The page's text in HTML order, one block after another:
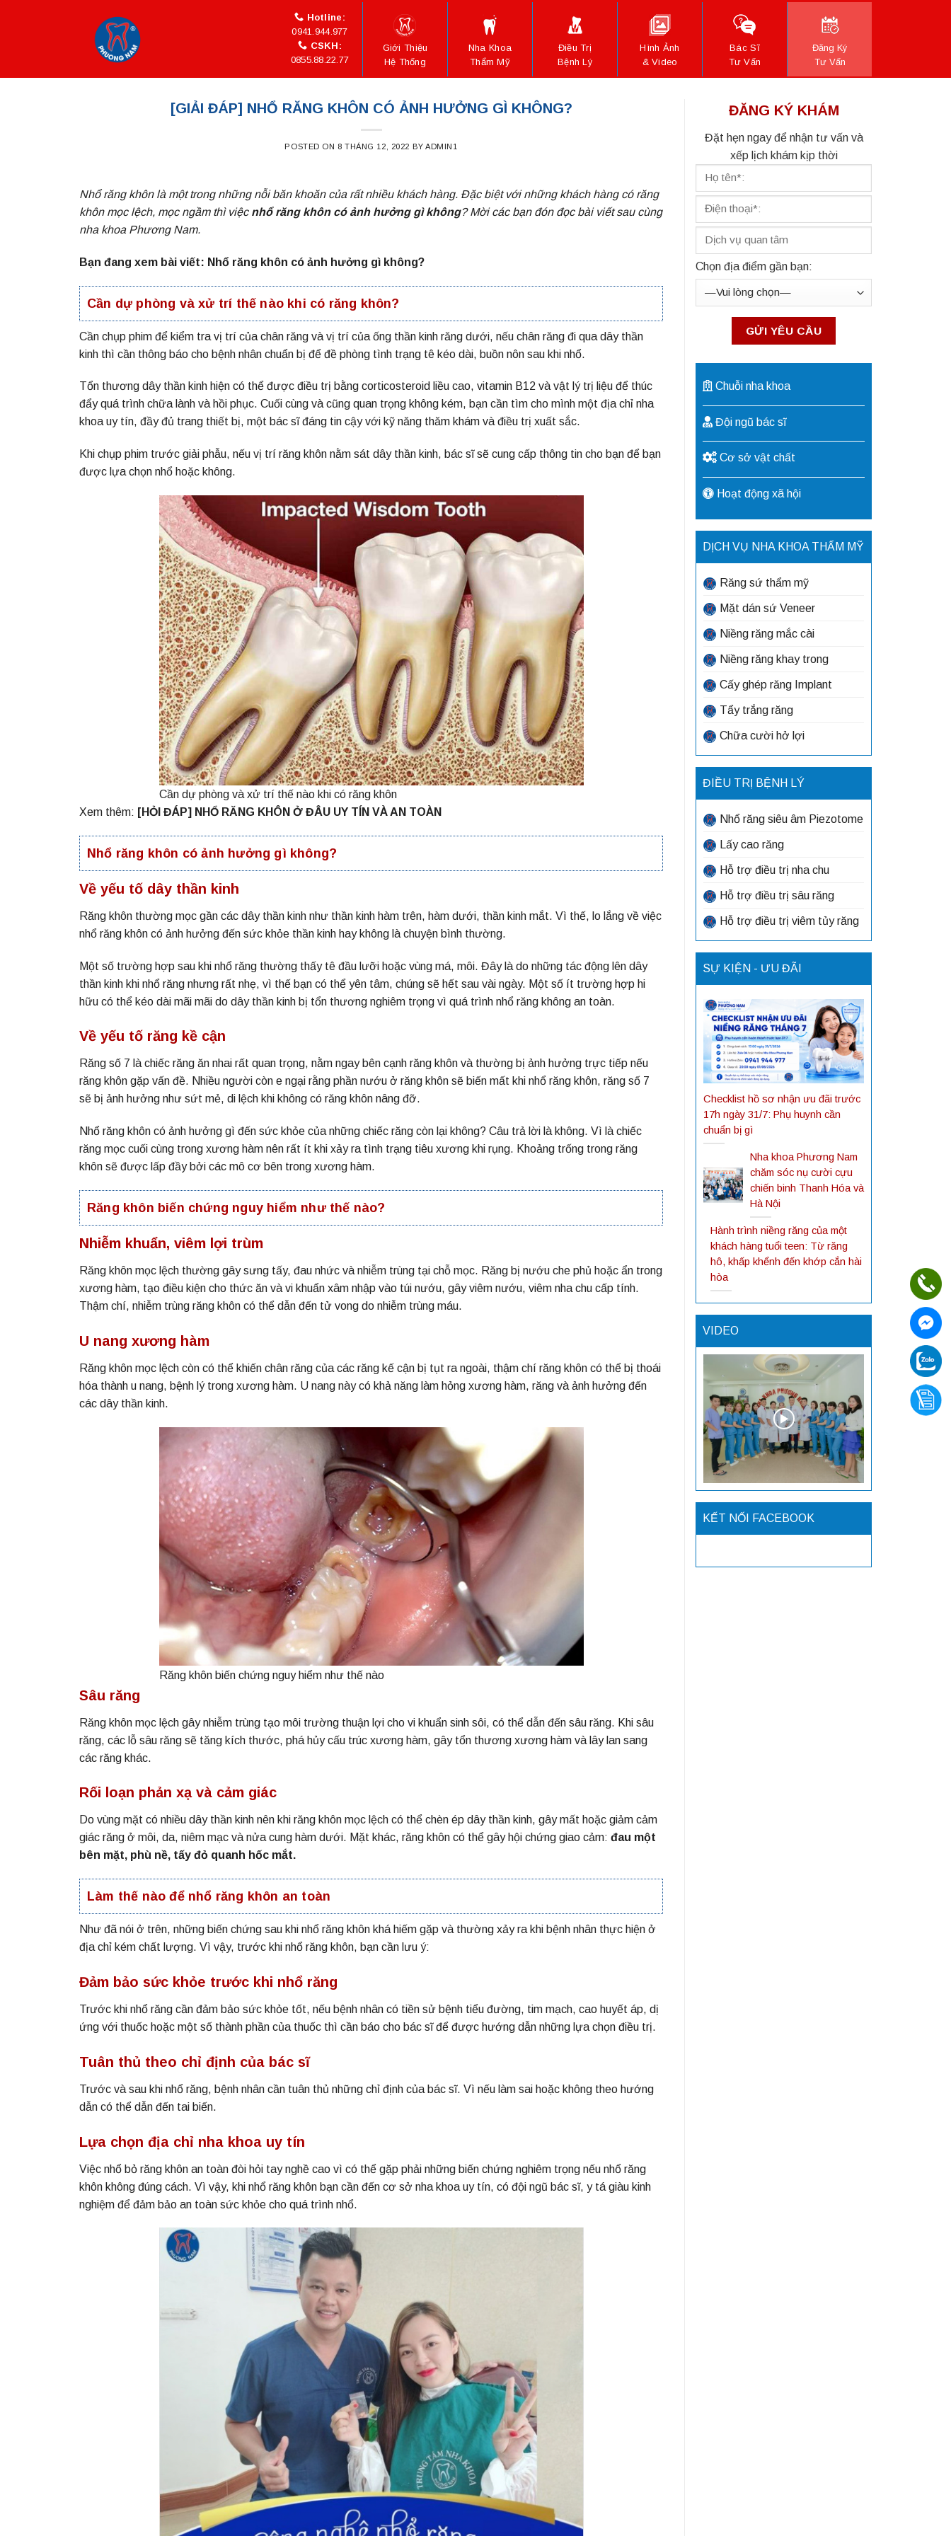
Hotline:
0941.944.977
CSKH:
0855.88.22.77
Giới Thiệu
Hệ Thống
Nha Khoa
Thẩm Mỹ
Điều Trị
Bệnh Lý
Hình Ảnh
& Video
Bác Sĩ
Tư Vấn
Đăng Ký
Tư Vấn
[GIẢI ĐÁP] NHỔ RĂNG KHÔN CÓ ẢNH HƯỞNG GÌ KHÔNG?
POSTED ON 8 THÁNG 12, 2022 BYADMIN1
Nhổ răng khôn là một trong những nỗi băn khoăn của rất nhiều khách hàng. Đặc biệt với những khách hàng có răng
khôn mọc lệch, mọc ngầm thì việc nhổ răng khôn có ảnh hưởng gì không? Mời các bạn đón đọc bài viết sau cùng
nha khoa Phương Nam.
Bạn đang xem bài viết: Nhổ răng khôn có ảnh hưởng gì không?
Cần dự phòng và xử trí thế nào khi có răng khôn?
Cần chụp phim để kiểm tra vị trí của chân răng và vị trí của ống thần kinh răng dưới, nếu chân răng đi qua dây thần
kinh thì cần thông báo cho bệnh nhân chuẩn bị để đề phòng tình trạng tê kéo dài, buồn nôn sau khi nhổ.
Tổn thương dây thần kinh hiện có thể được điều trị bằng corticosteroid liều cao, vitamin B12 và vật lý trị liệu để thúc
đẩy quá trình chữa lành và hồi phục. Cuối cùng và cũng quan trọng không kém, bạn cần tìm cho mình một địa chỉ nha
khoa uy tín, đầy đủ trang thiết bị, một bác sĩ đáng tin cậy với kỹ năng thăm khám và điều trị xuất sắc.
Khi chụp phim trước giải phẫu, nếu vị trí răng khôn nằm sát dây thần kinh, bác sĩ sẽ cung cấp thông tin cho bạn để bạn
được lựa chọn nhổ hoặc không.
Cần dự phòng và xử trí thế nào khi có răng khôn
Xem thêm: [HỎI ĐÁP] NHỔ RĂNG KHÔN Ở ĐÂU UY TÍN VÀ AN TOÀN
Nhổ răng khôn có ảnh hưởng gì không?
Về yếu tố dây thần kinh
Răng khôn thường mọc gần các dây thần kinh như thần kinh hàm trên, hàm dưới, thần kinh mắt. Vì thế, lo lắng về việc
nhổ răng khôn có ảnh hưởng đến sức khỏe thần kinh hay không là chuyện bình thường.
Một số trường hợp sau khi nhổ răng thường thấy tê đầu lưỡi hoặc vùng má, môi. Đây là do những tác động lên dây
thần kinh khi nhổ răng nhưng rất nhẹ, vì thế bạn có thể yên tâm, chúng sẽ hết sau vài ngày. Một số ít trường hợp hi
hữu có thể kéo dài mãi mãi do dây thần kinh bị tổn thương nghiêm trọng vì quá trình nhổ răng không an toàn.
Về yếu tố răng kề cận
Răng số 7 là chiếc răng ăn nhai rất quan trọng, nằm ngay bên cạnh răng khôn và thường bị ảnh hưởng trực tiếp nếu
răng khôn gặp vấn đề. Nhiều người còn e ngại rằng phần nướu ở răng khôn sẽ biến mất khi nhổ răng khôn, răng số 7
sẽ bị ảnh hưởng như sứt mẻ, di lệch khi không có răng khôn nâng đỡ.
Nhổ răng khôn có ảnh hưởng gì đến sức khỏe của những chiếc răng còn lại không? Câu trả lời là không. Vì là chiếc
răng mọc cuối cùng trong xương hàm nên rất ít khi xảy ra tình trạng tiêu xương khi rụng. Khoảng trống trong răng
khôn sẽ được lấp đầy bởi các mô cơ bên trong xương hàm.
Răng khôn biến chứng nguy hiểm như thế nào?
Nhiễm khuẩn, viêm lợi trùm
Răng khôn mọc lệch thường gây sưng tấy, đau nhức và nhiễm trùng tại chỗ mọc. Răng bị nướu che phủ hoặc ẩn trong
xương hàm, tạo điều kiện cho thức ăn và vi khuẩn xâm nhập vào túi nướu, gây viêm nướu, viêm nha chu cấp tính.
Thậm chí, nhiễm trùng răng khôn có thể dẫn đến tử vong do nhiễm trùng máu.
U nang xương hàm
Răng khôn mọc lệch còn có thể khiến chân răng của các răng kế cận bị tụt ra ngoài, thậm chí răng khôn có thể bị thoái
hóa thành u nang, bệnh lý trong xương hàm. U nang này có khả năng làm hỏng xương hàm, răng và ảnh hưởng đến
các dây thần kinh.
Răng khôn biến chứng nguy hiểm như thế nào
Sâu răng
Răng khôn mọc lệch gây nhiễm trùng tạo môi trường thuận lợi cho vi khuẩn sinh sôi, có thể dẫn đến sâu răng. Khi sâu
răng, các lỗ sâu răng sẽ tăng kích thước, phá hủy cấu trúc xương hàm, gây tổn thương xương hàm và lây lan sang
các răng khác.
Rối loạn phản xạ và cảm giác
Do vùng mặt có nhiều dây thần kinh nên khi răng khôn mọc lệch có thể chèn ép dây thần kinh, gây mất hoặc giảm cảm
giác răng ở môi, da, niêm mạc và nửa cung hàm dưới. Mặt khác, răng khôn có thể gây hội chứng giao cảm: đau một
bên mặt, phù nề, tấy đỏ quanh hốc mắt.
Làm thế nào để nhổ răng khôn an toàn
Như đã nói ở trên, những biến chứng sau khi nhổ răng khôn khá hiếm gặp và thường xảy ra khi bệnh nhân thực hiện ở
địa chỉ kém chất lượng. Vì vậy, trước khi nhổ răng khôn, bạn cần lưu ý:
Đảm bảo sức khỏe trước khi nhổ răng
Trước khi nhổ răng cần đảm bảo sức khỏe tốt, nếu bệnh nhân có tiền sử bệnh tiểu đường, tim mạch, cao huyết áp, dị
ứng với thuốc hoặc một số thành phần của thuốc thì cần báo cho bác sĩ để được hướng dẫn những lựa chọn điều trị.
Tuân thủ theo chỉ định của bác sĩ
Trước và sau khi nhổ răng, bệnh nhân cần tuân thủ những chỉ định của bác sĩ. Vì nếu làm sai hoặc không theo hướng
dẫn có thể dẫn đến tai biến.
Lựa chọn địa chỉ nha khoa uy tín
Việc nhổ bỏ răng khôn an toàn đòi hỏi tay nghề cao vì có thể gặp phải những biến chứng nghiêm trọng nếu nhổ răng
khôn không đúng cách. Vì vậy, khi nhổ răng khôn bạn cần đến cơ sở nha khoa uy tín, có đội ngũ bác sĩ, y tá giàu kinh
nghiệm để đảm bảo an toàn sức khỏe cho quá trình nhổ.
ĐĂNG KÝ KHÁM
Đặt hẹn ngay để nhận tư vấn và
xếp lịch khám kịp thời
Chọn địa điểm gần bạn:
Chuỗi nha khoa
Đội ngũ bác sĩ
Cơ sở vật chất
Hoạt động xã hội
DỊCH VỤ NHA KHOA THẨM MỸ
Răng sứ thẩm mỹ
Mặt dán sứ Veneer
Niềng răng mắc cài
Niềng răng khay trong
Cấy ghép răng Implant
Tẩy trắng răng
Chữa cười hở lợi
ĐIỀU TRỊ BỆNH LÝ
Nhổ răng siêu âm Piezotome
Lấy cao răng
Hỗ trợ điều trị nha chu
Hỗ trợ điều trị sâu răng
Hỗ trợ điều trị viêm tủy răng
SỰ KIỆN - ƯU ĐÃI
Checklist hồ sơ nhận ưu đãi trước
17h ngày 31/7: Phụ huynh cần
chuẩn bị gì
Nha khoa Phương Nam
chăm sóc nụ cười cựu
chiến binh Thanh Hóa và
Hà Nội
Hành trình niềng răng của một
khách hàng tuổi teen: Từ răng
hô, khấp khểnh đến khớp cắn hài
hòa
VIDEO
KẾT NỐI FACEBOOK